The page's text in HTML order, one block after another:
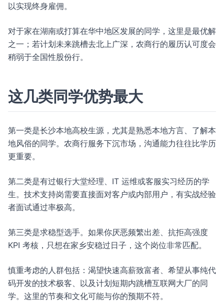
以实现终身雇佣。
对于家在湖南或打算在华中地区发展的同学，这里是最优解
之一；若计划未来跳槽去北上广深，农商行的履历认可度会
稍弱于全国性股份行。
这几类同学优势最大
第一类是长沙本地高校生源，尤其是熟悉本地方言、了解本
地风俗的同学。农商行服务下沉市场，沟通能力往往比学历
更重要。
第二类是有过银行大堂经理、IT 运维或客服实习经历的学
生。技术支持岗需要直接面对客户或内部用户，有实战经验
者面试通过率极高。
第三类是求稳型选手。如果你厌恶频繁出差、抗拒高强度
KPI 考核，只想在家乡安稳过日子，这个岗位非常匹配。
慎重考虑的人群包括：渴望快速高薪致富者、希望从事纯代
码开发的技术极客、以及计划短期内跳槽互联网大厂的同
学。这里的节奏和文化可能与你的预期不符。